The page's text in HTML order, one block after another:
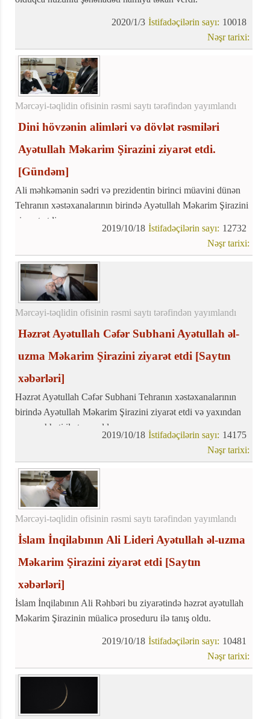
10018
İstifadəçilərin sayı:
2020/1/3
Nəşr tarixi:
Mərcəyi-təqlidin ofisinin rəsmi saytı tərəfindən yayımlandı
Dini hövzənin alimləri və dövlət rəsmiləri
Ayətullah Məkarim Şirazini ziyarət etdi.
[Gündəm]
Ali məhkəmənin sədri və prezidentin birinci müavini dünən
Tehranın xəstəxanalarının birində Ayətullah Məkarim Şirazini
ziyarət etdi.
12732
İstifadəçilərin sayı:
2019/10/18
Nəşr tarixi:
Mərcəyi-təqlidin ofisinin rəsmi saytı tərəfindən yayımlandı
Həzrət Ayətullah Cəfər Subhani Ayətullah əl-
uzma Məkarim Şirazini ziyarət etdi [Saytın
xəbərləri]
Həzrət Ayətullah Cəfər Subhani Tehranın xəstəxanalarının
birində Ayətullah Məkarim Şirazini ziyarət etdi və yaxından
onun səhhəti ilə tanış oldu.
14175
İstifadəçilərin sayı:
2019/10/18
Nəşr tarixi:
Mərcəyi-təqlidin ofisinin rəsmi saytı tərəfindən yayımlandı
İslam İnqilabının Ali Lideri Ayətullah əl-uzma
Məkarim Şirazini ziyarət etdi [Saytın
xəbərləri]
İslam İnqilabının Ali Rəhbəri bu ziyarətində həzrət ayətullah
Məkarim Şirazinin müalicə proseduru ilə tanış oldu.
10481
İstifadəçilərin sayı:
2019/10/18
Nəşr tarixi: